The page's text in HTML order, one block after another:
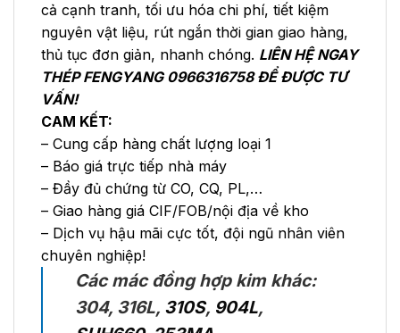
cả cạnh tranh, tối ưu hóa chi phí, tiết kiệm
nguyên vật liệu, rút ngắn thời gian giao hàng,
thủ tục đơn giản, nhanh chóng. LIÊN HỆ NGAY
THÉP FENGYANG 0966316758 ĐỂ ĐƯỢC TƯ
VẤN!
CAM KẾT:
– Cung cấp hàng chất lượng loại 1
– Báo giá trực tiếp nhà máy
– Đầy đủ chứng từ CO, CQ, PL,…
– Giao hàng giá CIF/FOB/nội địa về kho
– Dịch vụ hậu mãi cực tốt, đội ngũ nhân viên
chuyên nghiệp!
Các mác đồng hợp kim khác:
304, 316L, 310S, 904L,